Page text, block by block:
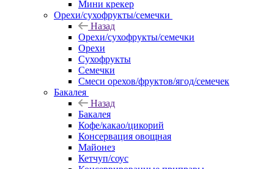
Мини крекер
Орехи/сухофрукты/семечки
Назад
Орехи/сухофрукты/семечки
Орехи
Сухофрукты
Семечки
Смеси орехов/фруктов/ягод/семечек
Бакалея
Назад
Бакалея
Кофе/какао/цикорий
Консервация овощная
Майонез
Кетчуп/соус